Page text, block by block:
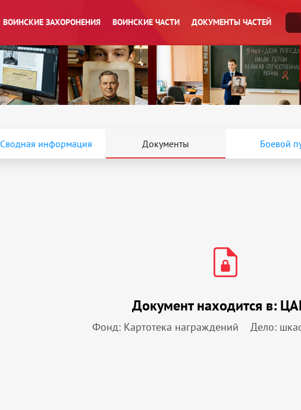
ВОИНСКИЕ ЗАХОРОНЕНИЯ ВОИНСКИЕ ЧАСТИ ДОКУМЕНТЫ ЧАСТЕЙ
Сводная информация Документы Боевой
Документ находится в:
Фонд: Картотека награждений Дело: